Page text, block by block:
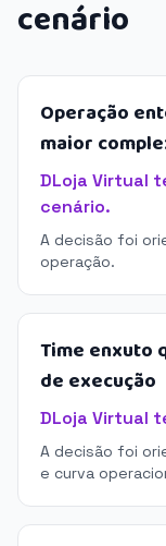
cenário
Operação
maior
DLoja Virtual
cenário.
A decisão foi
operação.
Time enxuto
de execução
DLoja Virtual
A decisão foi
e curva